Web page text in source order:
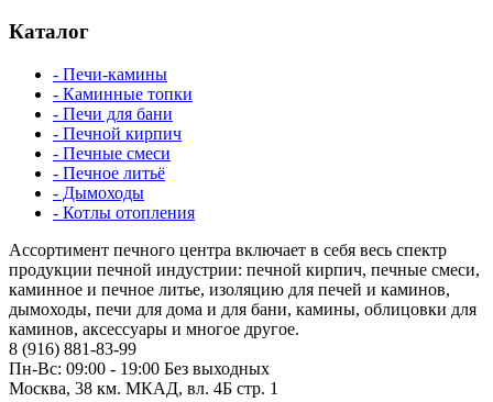
Каталог
- Печи-камины
- Каминные топки
- Печи для бани
- Печной кирпич
- Печные смеси
- Печное литьё
- Дымоходы
- Котлы отопления
Ассортимент печного центра включает в себя весь спектр
продукции печной индустрии: печной кирпич, печные смеси,
каминное и печное литье, изоляцию для печей и каминов,
дымоходы, печи для дома и для бани, камины, облицовки для
каминов, аксессуары и многое другое.
8 (916) 881-83-99
Пн-Вс: 09:00 - 19:00 Без выходных
Москва, 38 км. МКАД, вл. 4Б стр. 1